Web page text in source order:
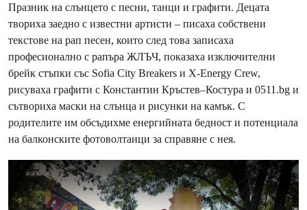
Празник на слънцето с песни, танци и графити. Децата
твориха заедно с известни артисти – писаха собствени
текстове на рап песен, които след това записаха
професионално с рапъра ЖЛЪЧ, показаха изключителни
брейк стъпки със Sofia City Breakers и X-Energy Crew,
рисуваха графити с Константин Кръстев–Костура и 0511.bg и
сътвориха маски на слънца и рисунки на камък. С
родителите им обсъдихме енергийната бедност и потенциала
на балконските фотоволтаици за справяне с нея.